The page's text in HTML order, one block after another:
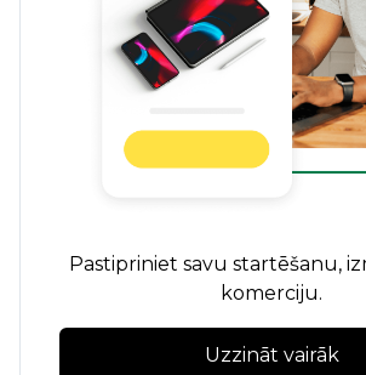
Pastipriniet savu startēšanu,
komerciju.
Uzzināt vairāk